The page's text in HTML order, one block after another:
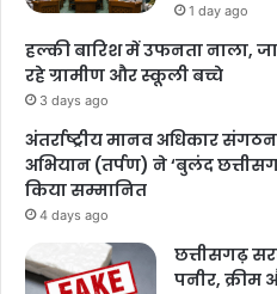
1 day ago
हल्की बारिश में उफनता नाला,
रहे ग्रामीण और स्कूली बच्चे
3 days ago
अंतर्राष्ट्रीय मानव अधिकार
अभियान (तर्पण) ने ‘बुलंद
किया सम्मानित
4 days ago
छत्तीसगढ़
पनीर, क्रीम